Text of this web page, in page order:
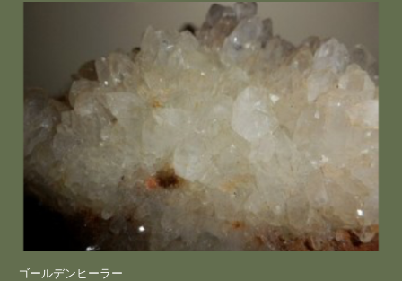
ゴールデンヒーラー